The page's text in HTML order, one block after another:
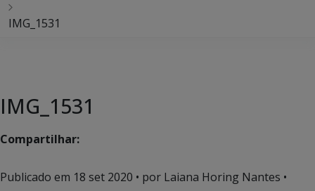
IMG_1531
IMG_1531
Compartilhar:
Publicado em 18 set 2020 • por Laiana Horing Nantes •